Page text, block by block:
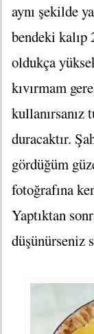
aynı şekilde
bendeki kalıp
oldukça
kıvırmam
kullanırsanız
duracaktır.
gördüğüm
fotoğrafına
Yaptıktan
düşünürseniz